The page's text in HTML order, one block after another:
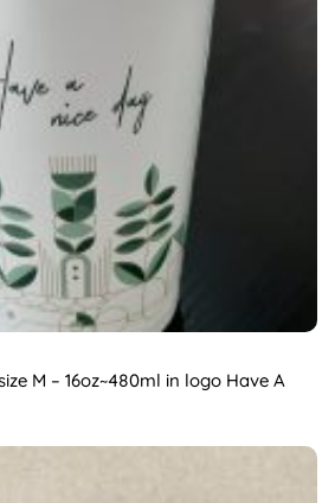
M – 16oz~480ml in logo Have A